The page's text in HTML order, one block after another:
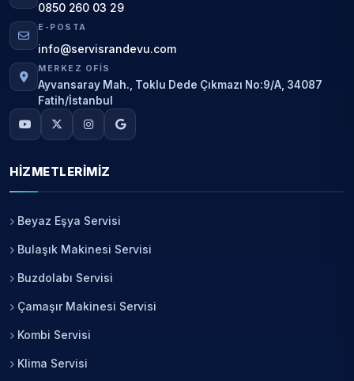
0850 260 03 29
E-POSTA
info@servisrandevu.com
MERKEZ OFIS
Ayvansaray Mah., Toklu Dede Çıkmazı No:9/A, 34087
Fatih/İstanbul
HIZMETLERIMIZ
Beyaz Eşya Servisi
Bulaşık Makinesi Servisi
Buzdolabı Servisi
Çamaşır Makinesi Servisi
Kombi Servisi
Klima Servisi